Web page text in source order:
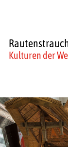
Kulturen der